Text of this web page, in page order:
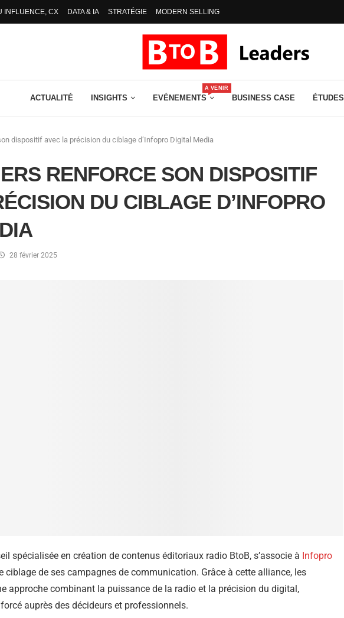
INFLUENCE, CX DATA & IA STRATÉGIE MODERN SELLING
ACTUALITÉ INSIGHTS EVÉNEMENTS
A VENIR
BUSINESS CASE ÉTUDES
dispositif avec la précision du ciblage d’Infopro Digital Media
RENFORCE SON DISPOSITIF
DU CIBLAGE D’INFOPRO
28 février 2025
spécialisée en création de contenus éditoriaux radio BtoB, s’associe à Infopro
ciblage de ses campagnes de communication. Grâce à cette alliance, les
approche combinant la puissance de la radio et la précision du digital,
auprès des décideurs et professionnels.